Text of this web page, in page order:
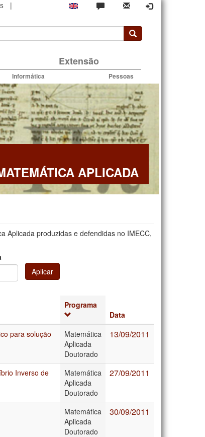
|
Extensão
Informática Pessoas
APLICADA
Aplicada produzidas e defendidas no IMECC,
Aplicar
Programa
Data
para solução
Matemática
Aplicada
Doutorado
13/09/2011
Inverso de
Matemática
Aplicada
Doutorado
27/09/2011
Matemática
Aplicada
Doutorado
30/09/2011